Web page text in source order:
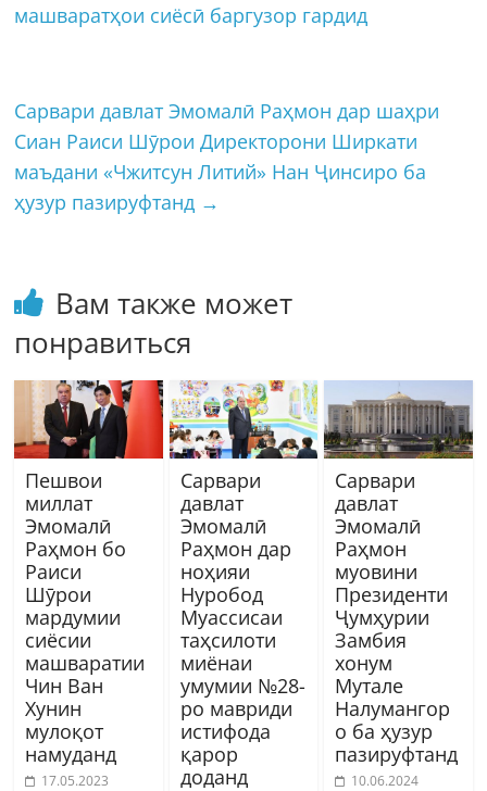
машваратҳои сиёсӣ баргузор гардид
Сарвари давлат Эмомалӣ Раҳмон дар шаҳри
Сиан Раиси Шӯрои Директорони Ширкати
маъдани «Чжитсун Литий» Нан Ҷинсиро ба
ҳузур пазируфтанд →
Вам также может
понравиться
Пешвои
миллат
Эмомалӣ
Раҳмон бо
Раиси
Шӯрои
мардумии
сиёсии
машваратии
Чин Ван
Хунин
мулоқот
намуданд
17.05.2023
Сарвари
давлат
Эмомалӣ
Раҳмон дар
ноҳияи
Нуробод
Муассисаи
таҳсилоти
миёнаи
умумии №28-
ро мавриди
истифода
қарор
доданд
Сарвари
давлат
Эмомалӣ
Раҳмон
муовини
Президенти
Ҷумҳурии
Замбия
хонум
Мутале
Налумангор
о ба ҳузур
пазируфтанд
10.06.2024